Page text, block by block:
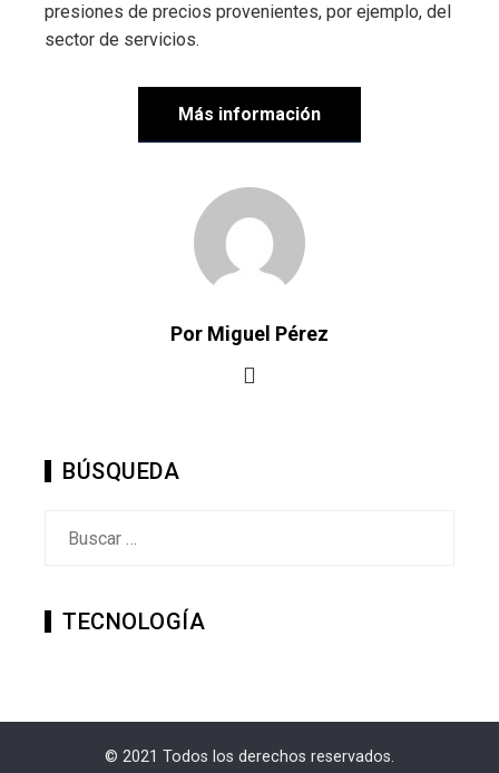
presiones de precios provenientes, por ejemplo, del
sector de servicios.
Más información
Por Miguel Pérez
BÚSQUEDA
TECNOLOGÍA
© 2021 Todos los derechos reservados.